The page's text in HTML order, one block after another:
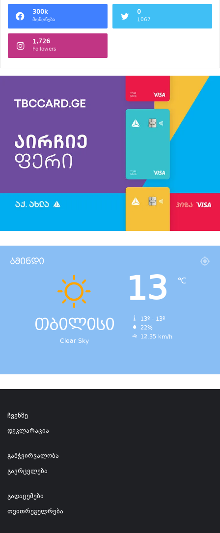
300k
მოწონება
0
1067
1,726
Followers
ამინდი
თბილისი
Clear Sky
13 ℃
13º - 13º
22%
12.35 km/h
ჩვენზე
დეკლარაცია
გამჭვირვალობა
გავრცელება
გადაცემები
თვითრეგულრება